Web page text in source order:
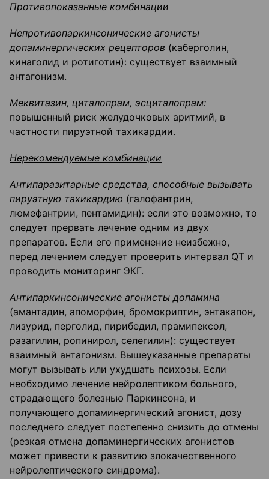
Противопоказанные комбинации
Непротивопаркинсонические агонисты
допаминергических рецепторов (каберголин,
кинаголид и ротиготин): существует взаимный
антагонизм.
Меквитазин, циталопрам, эсциталопрам:
повышенный риск желудочковых аритмий, в
частности пируэтной тахикардии.
Нерекомендуемые комбинации
Антипаразитарные средства, способные вызывать
пируэтную тахикардию (галофантрин,
люмефантрии, пентамидин): если это возможно, то
следует прервать лечение одним из двух
препаратов. Если его применение неизбежно,
перед лечением следует проверить интервал QT и
проводить мониторинг ЭКГ.
Антипаркинсонические агонисты допамина
(амантадин, апоморфин, бромокриптин, энтакапон,
лизурид, перголид, пирибедил, прамипексол,
разагилин, ропинирол, селегилин): существует
взаимный антагонизм. Вышеуказанные препараты
могут вызывать или ухудшать психозы. Если
необходимо лечение нейролептиком больного,
страдающего болезнью Паркинсона, и
получающего допаминергический агонист, дозу
последнего следует постепенно снизить до отмены
(резкая отмена допаминергических агонистов
может привести к развитию злокачественного
нейролептического синдрома).